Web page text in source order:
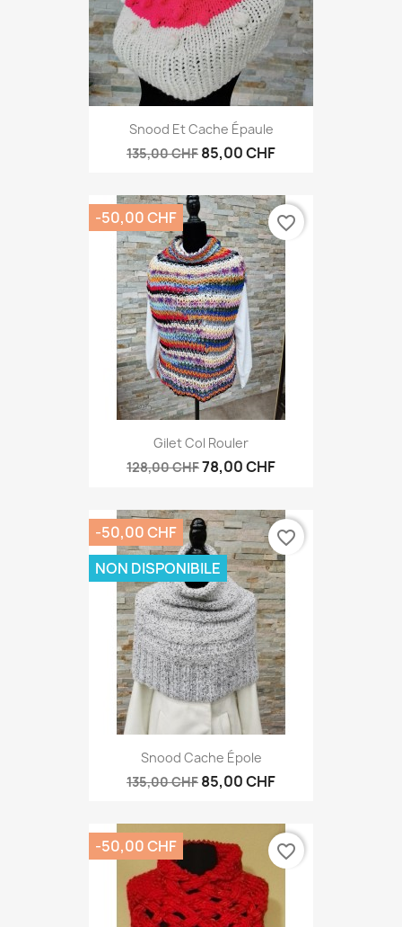
Snood Et Cache Épaule
135,00 CHF 85,00 CHF
Gilet Col Rouler
128,00 CHF78,00 CHF
-50,00 CHF favorite_border
Snood Cache Épole
135,00 CHF 85,00 CHF
-50,00 CHF
NON DISPONIBILE
favorite_border
-50,00 CHF favorite_border